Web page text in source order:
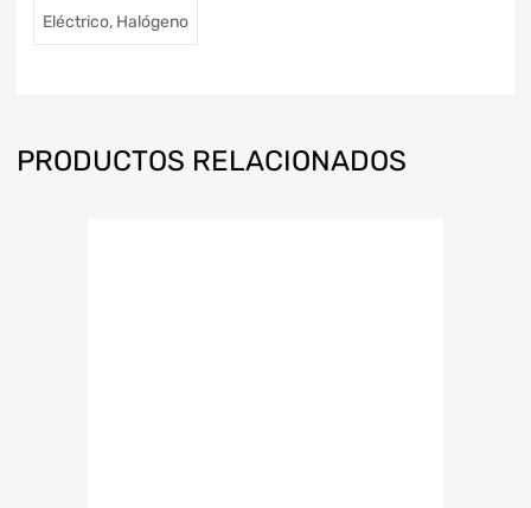
Eléctrico, Halógeno
PRODUCTOS RELACIONADOS